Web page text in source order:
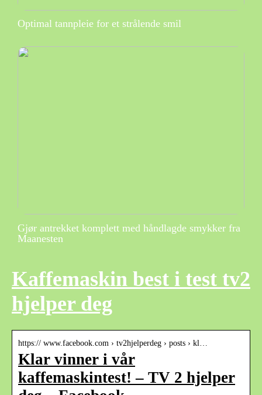
Optimal tannpleie for et strålende smil
Gjør antrekket komplett med håndlagde smykker fra
Maanesten
Kaffemaskin best i test tv2
hjelper deg
https:// www.facebook.com › tv2hjelperdeg › posts › kl…
Klar vinner i vår
kaffemaskintest! – TV 2 hjelper